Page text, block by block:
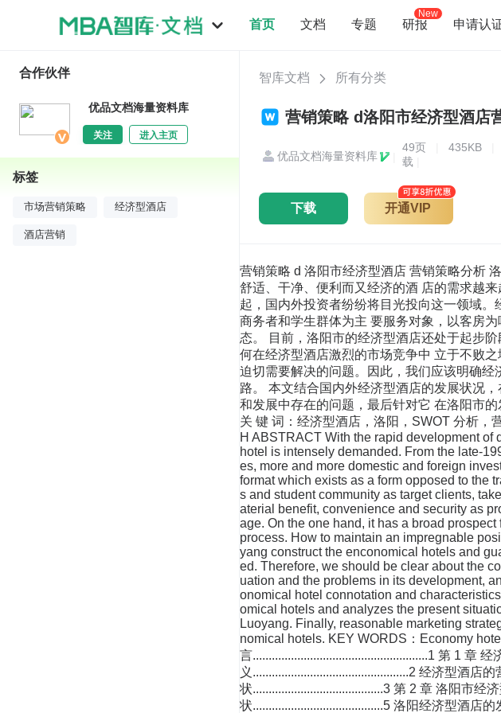
首页 文档 专题 研报
New
申请认
智库文档 所有分类
营销策略 d洛阳市经济型酒店
优品文档海量资料库
49页 435KB
载
下载 开通VIP
营销策略 d 洛阳市经济型酒店 营销策略分析 洛阳市经济型酒店营销策略研究 摘 要 随着国内经济和旅游业的快速发展，市场对舒适、干净、便利而又经济的酒 店的需求越来越强烈。自上个世纪90年代后期，随着经济型酒店在我国的大中城 市的悄然兴起，国内外投资者纷纷将目光投向这一领域。经济型酒店是相对于传 统的全服务酒店而存在的一种形式，以大众旅行者、中小商务者和学生群体为主 要服务对象，以客房为唯一或核心产品，以干净、舒适、实惠、方便和安全为产 品特征的现代酒店业态。 目前，洛阳市的经济型酒店还处于起步阶段。一方面有着广阔的发展前景， 另一方面在发展过程中又暴露出诸多问题。如何在经济型酒店激烈的市场竞争中 立于不败之地，洛阳市应该如何建设经济型酒店，保证其健康、快速、稳定的发 展，都成了迫切需要解决的问题。因此，我们应该明确经济型酒店的内涵和特点， 分析其发展现状和发展中存在的问题，最后找出发展之路。 本文结合国内外经济型酒店的发展状况，在明确了经济型酒店的内涵和特点 之后，分析了经济型酒店在洛阳市的发展现状和发展中存在的问题，最后针对它 在洛阳市的发展情况，提出了合理的营销策略，以促进洛阳市经济型酒店的健康 有序发展。 关 键 词：经济型酒店，洛阳，SWOT 分析，营销策略 LUOYANG ECONOMY HOTEL MARKETING STRATEGY RESEARCH ABSTRACT With the rapid development of domestic economy land tourism, clean, comfortable, convenient and economical hotel is intensely demanded. From the late-1990s, as the economical hotels start quietly in our country's big or media-sized cities, more and more domestic and foreign investors focus their attention on this domain. The economical hotel is a modern hotel format which exists as a form opposed to the traditional whole service hotel. It takes popular travellers, young business persons and student community as target clients, takes the guest room as the only or the core product and takes neatness, comfort, material benefit, convenience and security as product characteristics. At present, Luoyang's economical hotel is still at the start stage. On the one hand, it has a broad prospect for development, on the other hand, it exposes many problems in the developing process. How to maintain an impregnable position in the intense market competition of economical hotels and how should Luoyang construct the enconomical hotels and guarantee their health, fast and stable development have become urgent to be solved. Therefore, we should be clear about the connotation and the characteristic of the economical hotels, analyze the present situation and the problems in its development, and finally discover the road of development. After having been clear about the economical hotel connotation and characteristics, this article unifies the development condition of the domestic and foreign economical hotels and analyzes the present situation and the problems which exist in the development of the economical hotels in Luoyang. Finally, reasonable marketing strategies are proposed in order to promote the healthy development of Luoyang’s economical hotels. KEY WORDS：Economy hotel, Luoyang, SWOT analysis, marketing strategy 目 录 前 言.......................................................1 第 1 章 经济型酒店的理论基础..................................2 经济型酒店的定义.................................................2 经济型酒店的营销特点.............................................3 我国经济型酒店的营销现状.........................................3 第 2 章 洛阳市经济型酒店的发展现状............................5 我国经济型酒店的发展现状.........................................5 洛阳经济型酒店的发展现状.........................................6 第 3 章 洛阳市经济型酒店的 SWOT 分析...........................9 SWOT 分析模型简介 ................................................9 洛阳市经济型酒店的 SWOT 分析 ....................................9 洛阳市经济型酒店的营销问题分析..................................12 第 4 章 洛阳市经济型酒店的营销策略...........................14 产品策略........................................................14 定价策略 ........................................................15 渠道策略........................................................16 促销策略........................................................17 结 论....................................................19 参考文献....................................................20 致 谢....................................................21 前 言 长期以来，我国旅游业优先发展入境旅游的方针导致高星级酒店大规模发展， 而满足国内旅游者需求以及商务人士需求的经济型酒店发展滞后。随着国内旅游 市场和商务市场的发展，人们对高性价比的客房的强烈需求促使经济型酒店从传 统的酒店业中脱颖而出，迅速成长。一方面经济型酒店发展势头迅猛，从 2000 年 到 2009年，短短十年间，酒店数从 23家增至 3215家，客房数从 3236间增至 354231 间；另一方面，全球经济危机以及后奥运时代的到来，使得经济型酒店呈现阶段 性过热的特点，总体有效需求不足；再者，“携程网”与格林豪泰的协议之争， 暴露了经济型酒店与分销终端的利益博弈的问题，经济型酒店利润甚微。在总体 有效需求锐减，利润保障不足的情况下，要求酒店采取适合自身环境的营销手段， 保生存，求发展。 目前，学术界以及行业内部关于经济型酒店的理论、实践研究比较多，主要 有贺丽霞提出经济型酒店在发展过程中存在的问题及对策；黄慧敏从 4P、4C 视 觉对经济型酒店进行了分析与研究，并提出了研究与分析经济型酒店问题的一般 模型；赵小媛探讨了影响我国二线城市经济型酒店客人入住的主要因素并对这些 因素的相对重要性进行了判断；杨玲认为经济型营销模式应符合顾客需求、盈利 要求，并实现酒店的快速扩张，为众多所谓的准星级酒店发展指明了一条道路[1]。 总体而言，学术界对于经济型酒店的发展对策研究比较多，但是针对像洛阳 这样二线城市的经济型酒店研究不多，尤其在经济型酒店与分销终端利益博弈处 于下风的情况下，经济型酒店营销手段该如何转变研究更少，本文正是基于以上 需要而成提出的，它在对经济型酒店内涵特征进行分析的基础上，分析了洛阳市 经济型酒店发展优势、劣势、机会、威胁，从中发现洛阳市发展经济型酒店存在 的问题，并根据洛阳市经济型酒店存在的问题，从酒店产品、酒店价格、酒店渠 道、酒店促销四方面提出了相应的营销策略。 第1章 经济型酒店的理论基础 经济型酒店的定义 国际酒店行业对经济型
合作伙伴
优品文档海量资料库
关注 进入主页
标签
市场营销策略 经济型酒店
酒店营销